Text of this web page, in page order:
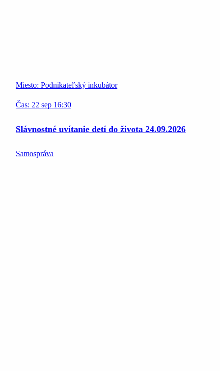
Miesto: Podnikateľský inkubátor
Čas: 22 sep 16:30
Slávnostné uvítanie detí do života 24.09.2026
Samospráva